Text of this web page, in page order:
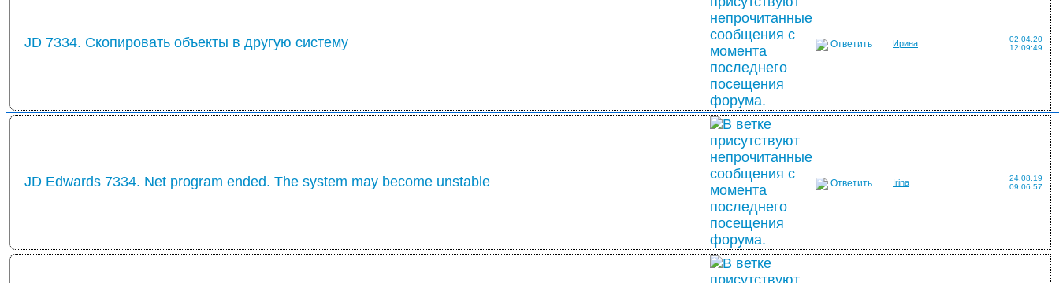
JD 7334. Скопировать объекты в другую систему Ответить Ирина
02.04.20
12:09:49
JD Edwards 7334. Net program ended. The system may become unstable Ответить Irina
24.08.19
09:06:57